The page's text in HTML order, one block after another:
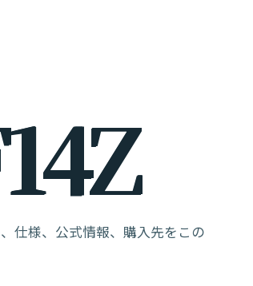
14Z
仕様、公式情報、購入先をこの